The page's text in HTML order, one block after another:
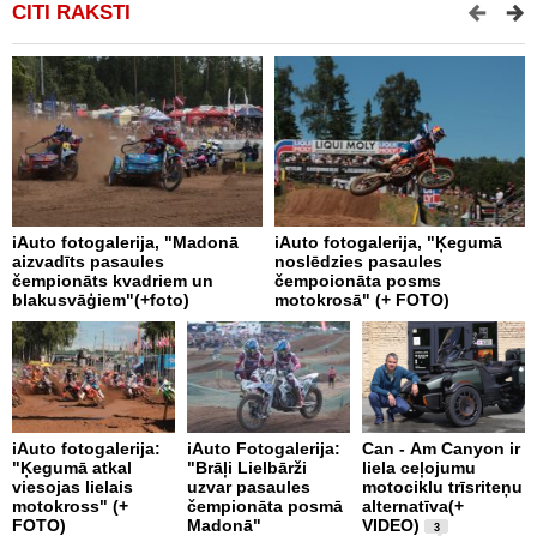
CITI RAKSTI
iAuto fotogalerija, "Madonā
aizvadīts pasaules
čempionāts kvadriem un
blakusvāģiem"(+foto)
iAuto fotogalerija, "Ķegumā
noslēdzies pasaules
čempoionāta posms
motokrosā" (+ FOTO)
iAuto fotogalerija:
"Ķegumā atkal
viesojas lielais
motokross" (+
FOTO)
iAuto Fotogalerija:
"Brāļi Lielbārži
uzvar pasaules
čempionāta posmā
Madonā"
Can - Am Canyon ir
liela ceļojumu
motociklu trīsriteņu
alternatīva(+
VIDEO)
3